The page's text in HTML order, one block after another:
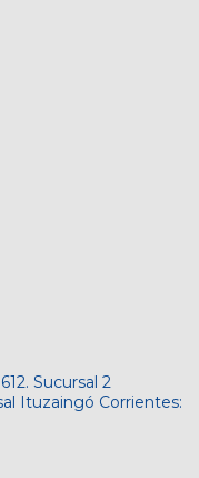
Sucursal 2
Ituzaingó Corrientes: